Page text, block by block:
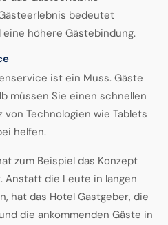
bedeutet
höhere Gästebindung.
ist ein Muss. Gäste
müssen Sie einen schnellen
Technologien wie Tablets
helfen.
zum Beispiel das Konzept
Anstatt die Leute in langen
hat das Hotel Gastgeber, die
die ankommenden Gäste in